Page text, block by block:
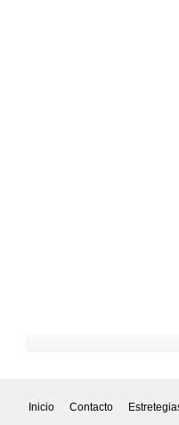
Inicio Contacto